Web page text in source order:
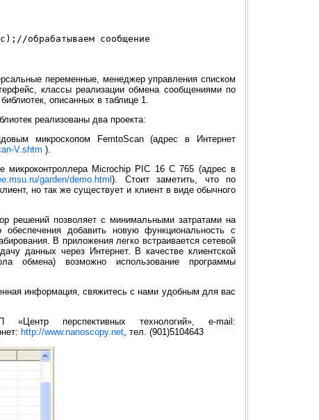
переменные, менеджер управления списком
классы реализации обмена сообщениями по
описанных в таблице 1
реализованы два проекта:
микроскопом FemtoScan (адрес в Интернет
V.shtm ).
микроконтроллера Microchip PIC 16 C 765 (адрес в
garden/demo.html). Стоит заметить, что по
но так же существует и клиент в виде обычного
решений позволяет с минимальными затратами на
обеспечения добавить новую функциональность с
В приложения легко встраивается сетевой
данных через Интернет. В качестве клиентской
обмена) возможно использование программы
информация, свяжитесь с нами удобным для вас
перспективных технологий», e-mail:
http://www.nanoscopy.net , тел. (901)5104643